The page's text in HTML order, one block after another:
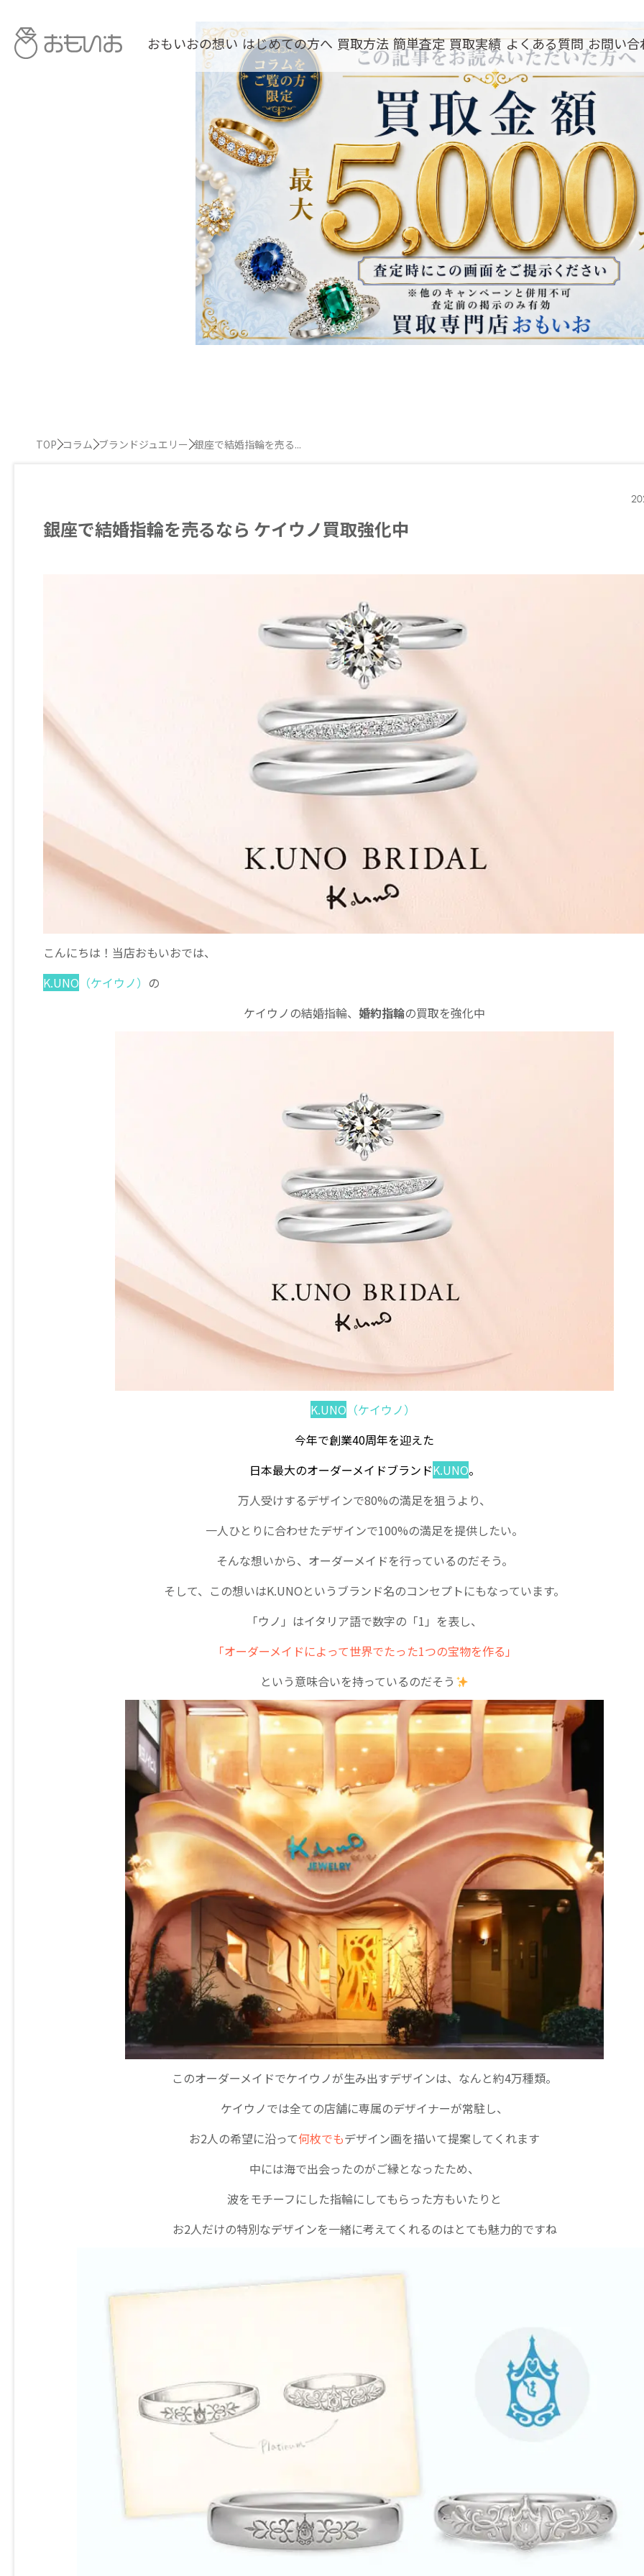
おもいおの想い はじめての方へ 買取方法 簡単査定 買取実績 よくある質問 お問い合
TOP コラム ブランドジュエリー 銀座で結婚指輪を売る...
銀座で結婚指輪を売るなら ケイウノ買取強化中
こんにちは！当店おもいおでは、
K.UNO （ケイウノ） の
ケイウノの結婚指輪、 婚約指輪の買取を強化中
K.UNO （ケイウノ）
今年で創業40周年を迎えた
日本最大のオーダーメイドブランドK.UNO。
万人受けするデザインで80%の満足を狙うより、
一人ひとりに合わせたデザインで100%の満足を提供したい。
そんな想いから、オーダーメイドを行っているのだそう。
そして、この想いはK.UNOというブランド名のコンセプトにもなっています。
「ウノ」はイタリア語で数字の「1」を表し、
「オーダーメイドによって世界でたった1つの宝物を作る」
という意味合いを持っているのだそう
このオーダーメイドでケイウノが生み出すデザインは、なんと約4万種類。
ケイウノでは全ての店舗に専属のデザイナーが常駐し、
お2人の希望に沿って何枚でもデザイン画を描いて提案してくれます
中には海で出会ったのがご縁となったため、
波をモチーフにした指輪にしてもらった方もいたりと
お2人だけの特別なデザインを一緒に考えてくれるのはとても魅力的ですね